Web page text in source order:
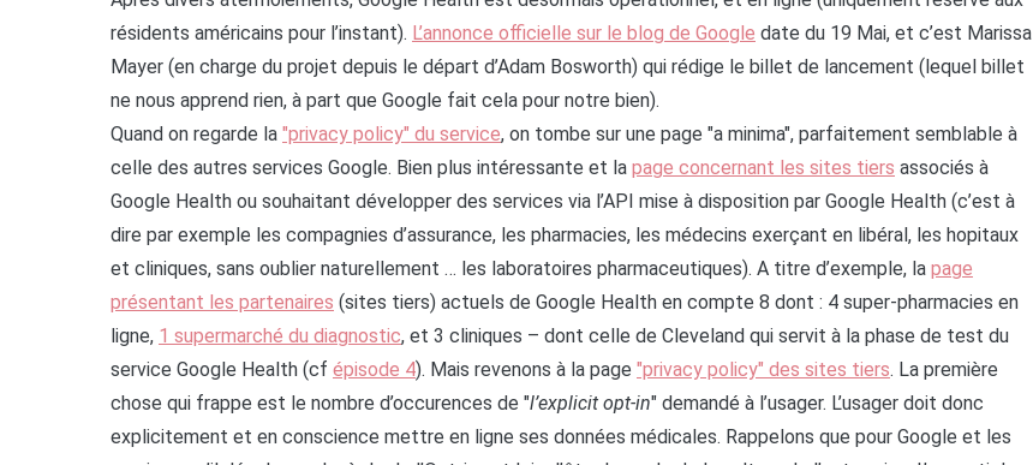
résidents américains pour l’instant). L’annonce officielle sur le blog de Google date du 19 Mai, et c’est Marissa
Mayer (en charge du projet depuis le départ d’Adam Bosworth) qui rédige le billet de lancement (lequel billet
ne nous apprend rien, à part que Google fait cela pour notre bien).
Quand on regarde la "privacy policy" du service, on tombe sur une page "a minima", parfaitement semblable à
celle des autres services Google. Bien plus intéressante et la page concernant les sites tiers associés à
Google Health ou souhaitant développer des services via l’API mise à disposition par Google Health (c’est à
dire par exemple les compagnies d’assurance, les pharmacies, les médecins exerçant en libéral, les hopitaux
et cliniques, sans oublier naturellement … les laboratoires pharmaceutiques). A titre d’exemple, la page
présentant les partenaires (sites tiers) actuels de Google Health en compte 8 dont : 4 super-pharmacies en
ligne, 1 supermarché du diagnostic, et 3 cliniques – dont celle de Cleveland qui servit à la phase de test du
service Google Health (cf épisode 4). Mais revenons à la page "privacy policy" des sites tiers. La première
chose qui frappe est le nombre d’occurences de "l’explicit opt-in" demandé à l’usager. L’usager doit donc
explicitement et en conscience mettre en ligne ses données médicales. Rappelons que pour Google et les